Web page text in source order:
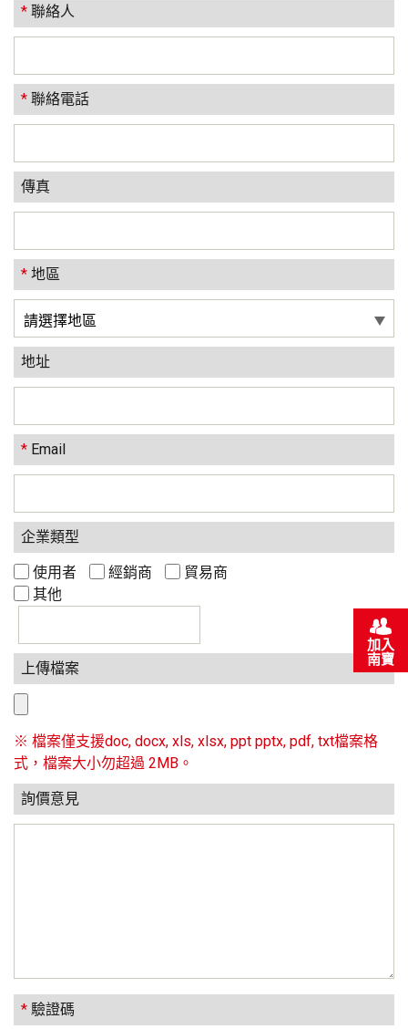
* 聯絡人
* 聯絡電話
傳真
* 地區
地址
* Email
企業類型
使用者 經銷商
貿易商
其他
上傳檔案
※ 檔案僅支援doc, docx, xls, xlsx, ppt pptx, pdf, txt檔案格
式，檔案大小勿超過 2MB。
詢價意見
* 驗證碼
加入
南寶